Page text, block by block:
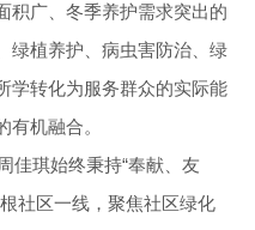
积广、冬季养护需求突出的
绿植养护、病虫害防治、绿
学转化为服务群众的实际能
机融合。
佳琪始终秉持“奉献、友
社区一线，聚焦社区绿化